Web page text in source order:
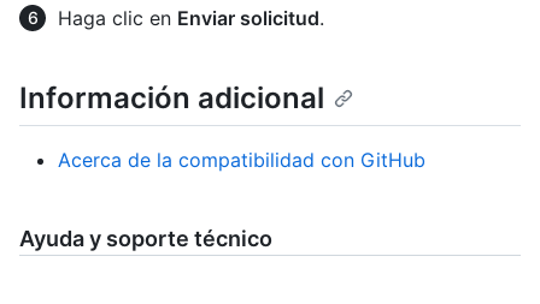
Haga clic en Enviar solicitud.
Información adicional
Acerca de la compatibilidad con GitHub
Ayuda y soporte técnico